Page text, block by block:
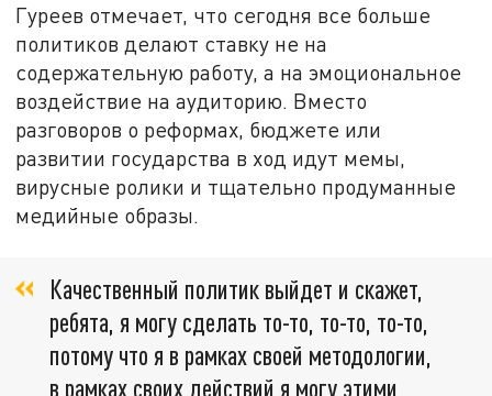
Гуреев отмечает, что сегодня все больше
политиков делают ставку не на
содержательную работу, а на эмоциональное
воздействие на аудиторию. Вместо
разговоров о реформах, бюджете или
развитии государства в ход идут мемы,
вирусные ролики и тщательно продуманные
медийные образы.
Качественный политик выйдет и скажет,
ребята, я могу сделать то-то, то-то, то-то,
потому что я в рамках своей методологии,
в рамках своих действий я могу этими